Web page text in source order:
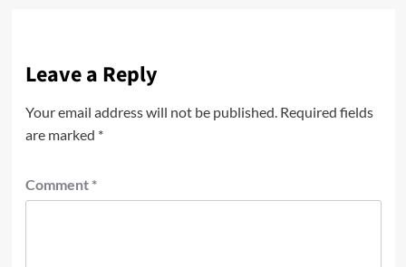
Leave a Reply
Your email address will not be published. Required fields
are marked *
Comment *